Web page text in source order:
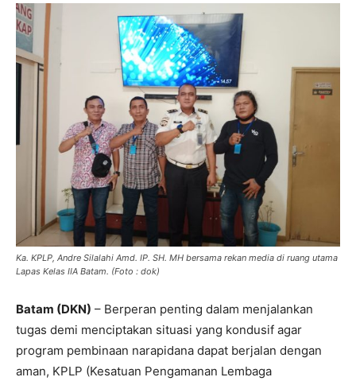
Ka. KPLP, Andre Silalahi Amd. IP. SH. MH bersama rekan media di ruang utama
Lapas Kelas IIA Batam. (Foto : dok)
Batam (DKN) – Berperan penting dalam menjalankan
tugas demi menciptakan situasi yang kondusif agar
program pembinaan narapidana dapat berjalan dengan
aman, KPLP (Kesatuan Pengamanan Lembaga